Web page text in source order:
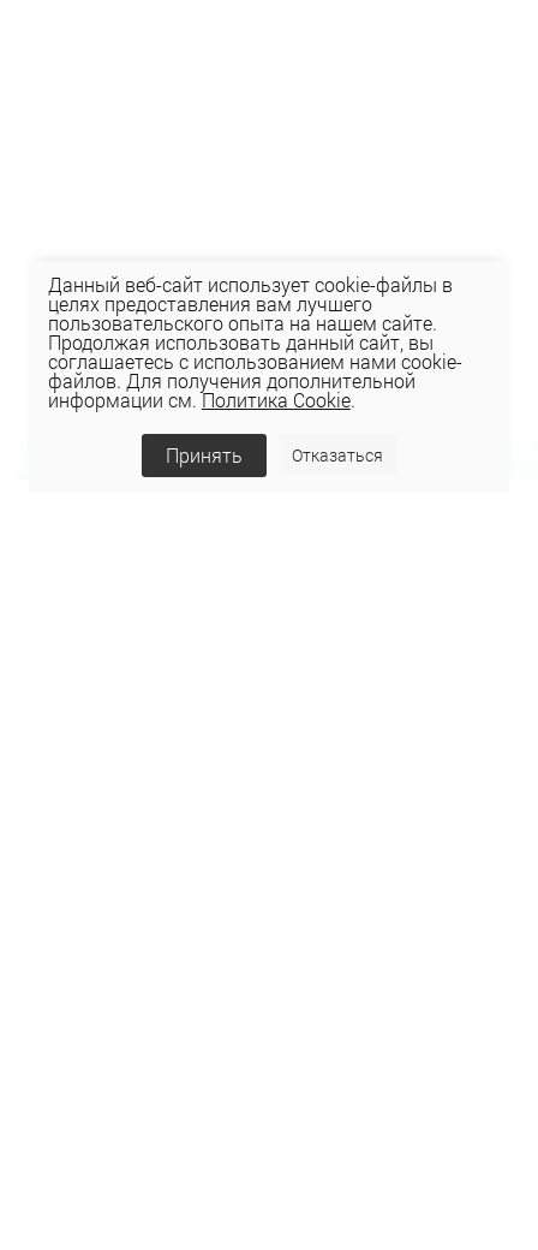
Данный веб-сайт использует cookie-файлы в
целях предоставления вам лучшего
пользовательского опыта на нашем сайте.
Продолжая использовать данный сайт, вы
соглашаетесь с использованием нами cookie-
файлов. Для получения дополнительной
информации см.Политика Cookie.
Принять Отказаться